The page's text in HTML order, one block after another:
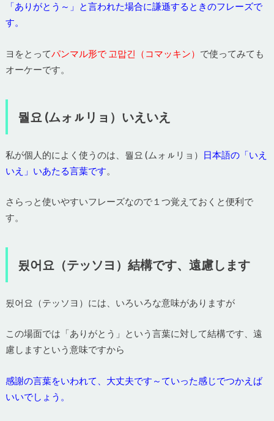
「ありがとう～」と言われた場合に謙遜するときのフレーズで
す。
ヨをとってパンマル形で 고맙긴（コマッキン） で使ってみても
オーケーです。
뭘요 (ムォㇽリョ）いえいえ
私が個人的によく使うのは、뭘요 (ムォㇽリョ）
日本語の「いえ
いえ」いあたる言葉です
さらっと使いやすいフレーズなので１つ覚えておくと便利で
す。
됬어요（テッソヨ）結構です、遠慮します
됬어요（テッソヨ）には、いろいろな意味がありますが
この場面では「ありがとう」という言葉に対して結構です、遠
慮しますという意味ですから
感謝の言葉をいわれて、大丈夫です～ていった感じでつかえば
いいでしょう。